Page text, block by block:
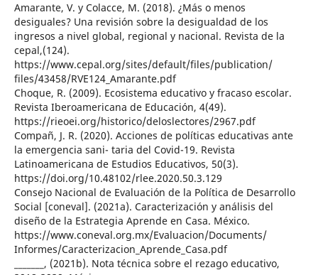
Amarante, V. y Colacce, M. (2018). ¿Más o menos
desiguales? Una revisión sobre la desigualdad de los
ingresos a nivel global, regional y nacional. Revista de la
cepal,(124).
https://www.cepal.org/sites/default/files/publication/
files/43458/RVE124_Amarante.pdf
Choque, R. (2009). Ecosistema educativo y fracaso escolar.
Revista Iberoamericana de Educación, 4(49).
https://rieoei.org/historico/deloslectores/2967.pdf
Compañ, J. R. (2020). Acciones de políticas educativas ante
la emergencia sani- taria del Covid-19. Revista
Latinoamericana de Estudios Educativos, 50(3).
https://doi.org/10.48102/rlee.2020.50.3.129
Consejo Nacional de Evaluación de la Política de Desarrollo
Social [coneval]. (2021a). Caracterización y análisis del
diseño de la Estrategia Aprende en Casa. México.
https://www.coneval.org.mx/Evaluacion/Documents/
Informes/Caracterizacion_Aprende_Casa.pdf
_______, (2021b). Nota técnica sobre el rezago educativo,